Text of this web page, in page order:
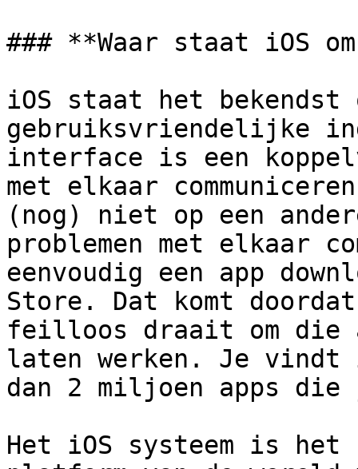
### **Waar staat iOS
iOS staat het bekendst
gebruiksvriendelijke
interface is een
met elkaar
(nog) niet op een
problemen met elkaar
eenvoudig een app
Store. Dat komt
feilloos draait om die
laten werken. Je vindt
dan 2 miljoen apps die
Het iOS systeem is het